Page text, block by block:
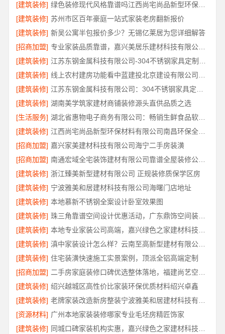
[建筑装修]
绿色装修现代风格靠谱吗江西尚宅尚品新型环保材料有限公司
[建筑装修] 苏州市区百年豪庭一站式家装老房翻新报价
[建筑装修] 新吴公寓半包报价多少？无锡亿莱居为您详细解答
[招商加盟]
专业家装品质靠谱，嘉兴美居乐建材科技有限公司装修
[建筑装修]
[建筑装修]
[建筑装修]
[建筑装修] 湖南美学筑家建材商铺装修源头直供品质之选
[生活服务]
湖北省惠物电子商务有限公司：畅销生鲜食品软件功能解析
[建筑装修]
江西尚宅尚品新型环保材料有限公司南昌环保全屋定制口碑
[招商加盟] 嘉兴家美建材科技有限公司海宁二手房装潢
[招商加盟]
南通宏域全宅装饰建材有限公司靠谱全屋装修公司价格
[建筑装修] 浙江臻美新型建材有限公司 正规装修质保学区房
[建筑装修] 宁波雅美和居建材科技有限公司海曙门店地址
[建筑装修] 本地慕新不锈钢全案设计卧室效果图
[建筑装修]
珠三角靠谱空间设计优惠活动，广东鼎饰空间装饰工程有限公司
[建筑装修]
[建筑装修]
滇中家装设计怎么样？云南至高新型建材有限公司专业靠谱
[建筑装修] 住宅装潢快速施工实景案例，顶派全铝高端定制
[招商加盟]
[建筑装修] 绍兴越城区高性价比家装环保优质材料绍兴卓鑫
[建筑装修]
[资源材料] 广州本地家装装修哪家专业毛坯房精匠饰家
[建筑装修]